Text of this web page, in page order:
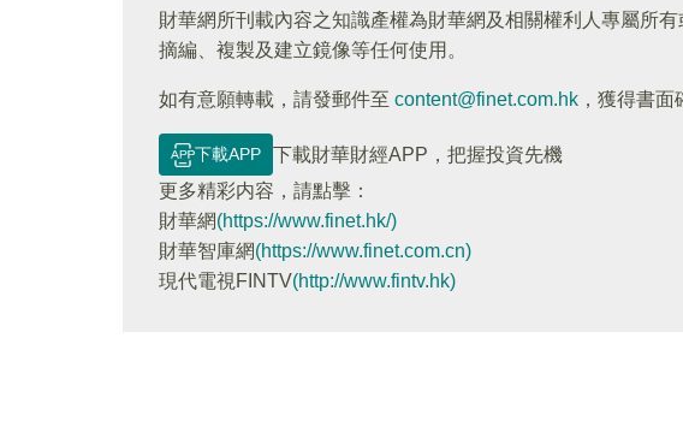
財華網所刊載內容之知識產權為財華網及相關權利人專屬所有
摘編、複製及建立鏡像等任何使用。
如有意願轉載，請發郵件至 content@finet.com.hk ，獲得書面
下載APP
下載財華財經APP，把握投資先機
更多精彩内容，請點擊：
財華網(https://www.finet.hk/)
財華智庫網(https://www.finet.com.cn)
現代電視FINTV(http://www.fintv.hk)